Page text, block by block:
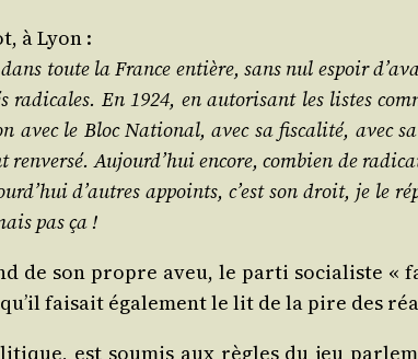
à Lyon :
toute la France entière, sans nul espoir
En 1924, en auto­ri­sant les listes
le Bloc Natio­nal, avec sa fis­ca­li­té, avec
Aujourd’­hui encore, com­bien de
d’autres appoints, c’est son droit, je le
pas ça !
de son propre aveu, le par­ti socia­liste
fai­sait éga­le­ment le lit de la pire des
est sou­mis aux règles du jeu